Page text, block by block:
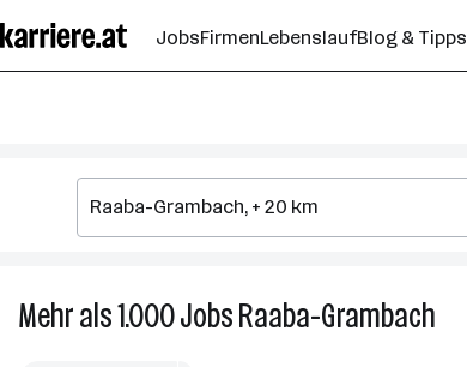
Seiteninhalt
springen
JobsFirmenLebenslaufBlog & Tipps
Mehr als 1.000JobsRaaba-Grambach